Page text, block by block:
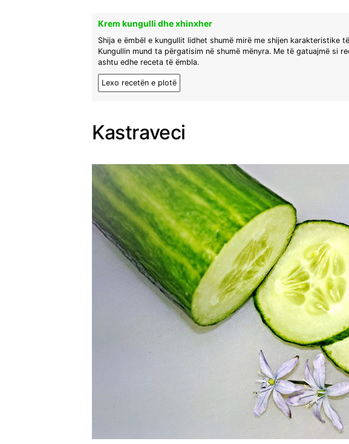
Krem kungulli dhe xhinxher
Shija e ëmbël e kungullit lidhet shumë mirë me shijen karakteristike
Kungullin mund ta përgatisim në shumë mënyra. Me të gatuajmë si
ashtu edhe receta të ëmbla.
Lexo recetën e plotë
Kastraveci